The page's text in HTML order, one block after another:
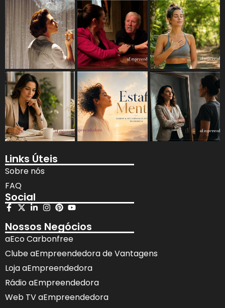
Links Úteis
Sobre nós
FAQ
Social
Nossos Negócios
aEco Carbonfree
Clube aEmpreendedora de Vantagens
Loja aEmpreendedora
Rádio aEmpreendedora
Web TV aEmpreendedora